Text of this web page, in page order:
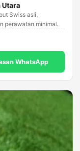
Utara
Swiss asli,
perawatan minimal.
WhatsApp